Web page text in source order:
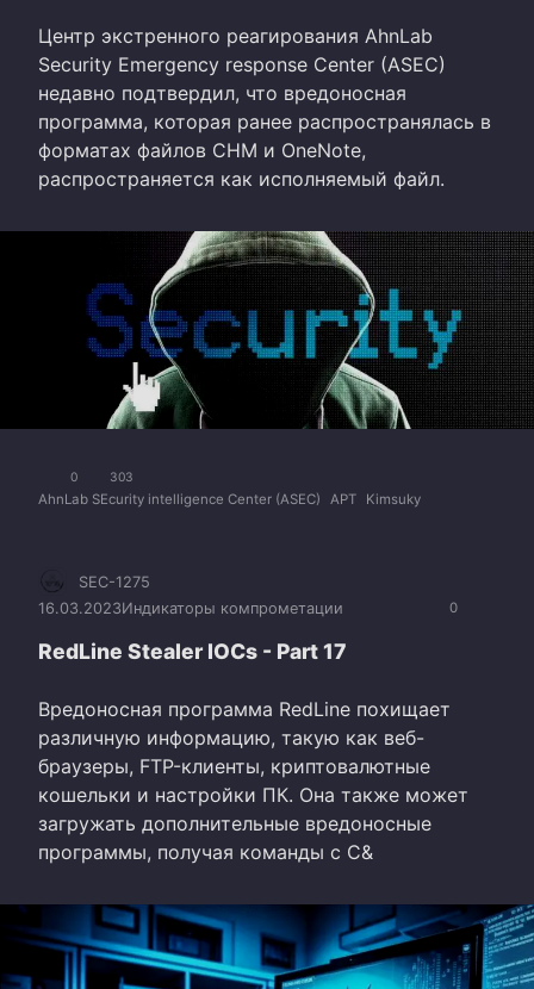
Центр экстренного реагирования AhnLab
Security Emergency response Center (ASEC)
недавно подтвердил, что вредоносная
программа, которая ранее распространялась в
форматах файлов CHM и OneNote,
распространяется как исполняемый файл.
0 303
AhnLab SEcurity intelligence Center (ASEC) APT Kimsuky
0
SEC-1275
16.03.2023Индикаторы компрометации
RedLine Stealer IOCs - Part 17
Вредоносная программа RedLine похищает
различную информацию, такую как веб-
браузеры, FTP-клиенты, криптовалютные
кошельки и настройки ПК. Она также может
загружать дополнительные вредоносные
программы, получая команды с C&